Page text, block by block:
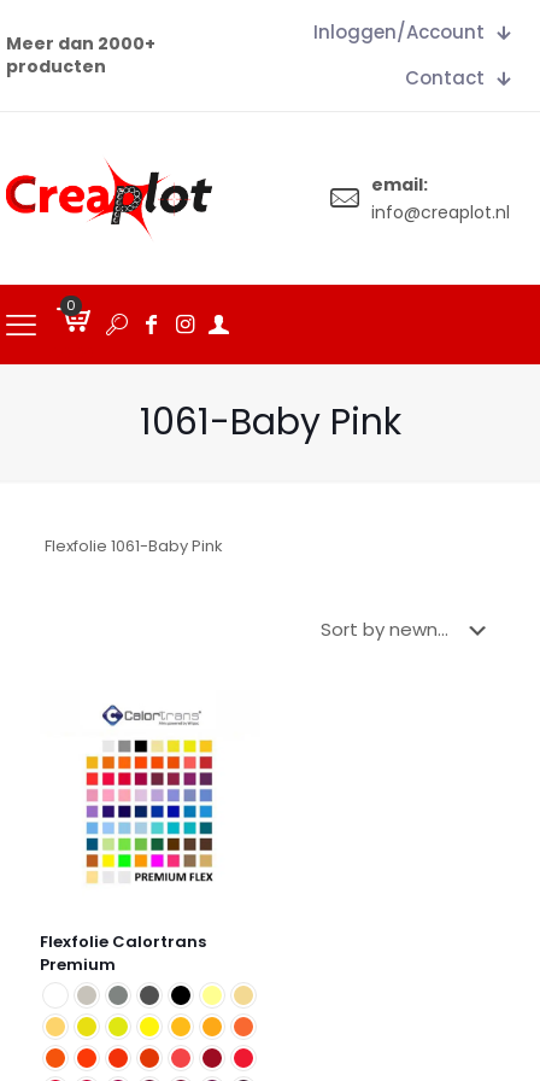
Meer dan 2000+
producten
Inloggen/Account
Contact
email:
info@creaplot.nl
0
1061-Baby Pink
Flexfolie 1061-Baby Pink
Flexfolie Calortrans
Premium